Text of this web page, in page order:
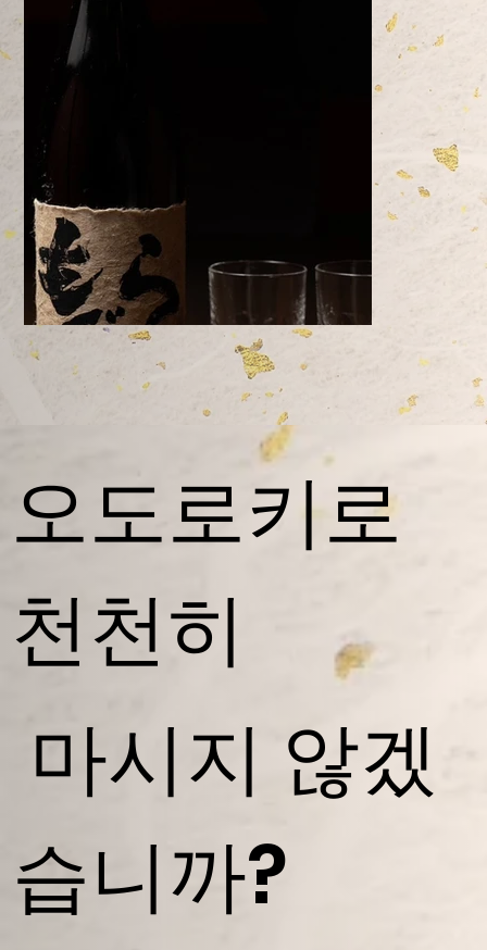
日本酒
梅酒
焼酎
日本酒
日本酒
梅酒
焼酎
日本酒
日本酒
梅酒
焼酎
日本酒
日本酒
梅酒
焼酎
日本酒
日本酒
梅酒
焼酎
日本酒
日本酒
梅酒
焼酎
日本酒
日本酒
梅酒
焼酎
日本酒
日本酒
梅酒
焼酎
日本酒
​오도로키로
천천히
​ 마시지 않겠
습니까?